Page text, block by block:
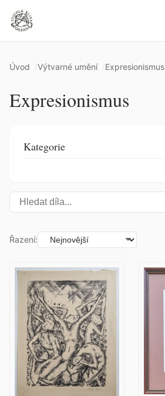
Úvod Výtvarné umění Expresionismus
Expresionismus
Kategorie
Řazení: